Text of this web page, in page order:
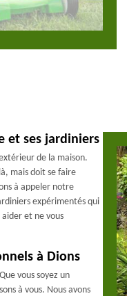
et ses jardiniers
de la maison.
mais doit se faire
à appeler notre
expérimentés qui
et ne vous
à Dions
vous soyez un
à vous. Nous avons